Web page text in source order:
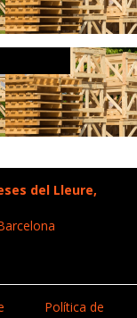
del Lleure,
Política de